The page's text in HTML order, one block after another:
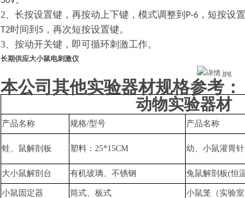
2、 长按设置键，再按动上下键，模式调整到 P-6 ，短按设
T2时间到 5 ，再次短按设置键。
3、 按动开关键，即可循环刺激工作。
长期供应大小鼠电刺激仪
本公司其他实验器材规格参考：
动物实验器材
产品名称 规格/型号 产品名称
蛙、鼠解剖板 塑料： 25*15CM 幼、小鼠灌胃针
大小鼠解剖台
有机玻璃、不锈钢 兔鼠解剖板(恒
小鼠固定器 筒式、板式 小鼠笼（实验室